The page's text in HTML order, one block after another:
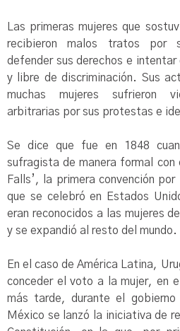
Las primeras mujeres que
recibieron malos tratos por
defender sus derechos e intentar
y libre de discriminación. Sus
muchas mujeres sufrieron
arbitrarias por sus protestas e
Se dice que fue en 1848
sufragista de manera formal con
Falls’, la primera convención
que se celebró en Estados
eran reconocidos a las mujeres
y se expandió al resto del mundo.
En el caso de América Latina,
conceder el voto a la mujer, en
más tarde, durante el gobierno
México se lanzó la iniciativa de